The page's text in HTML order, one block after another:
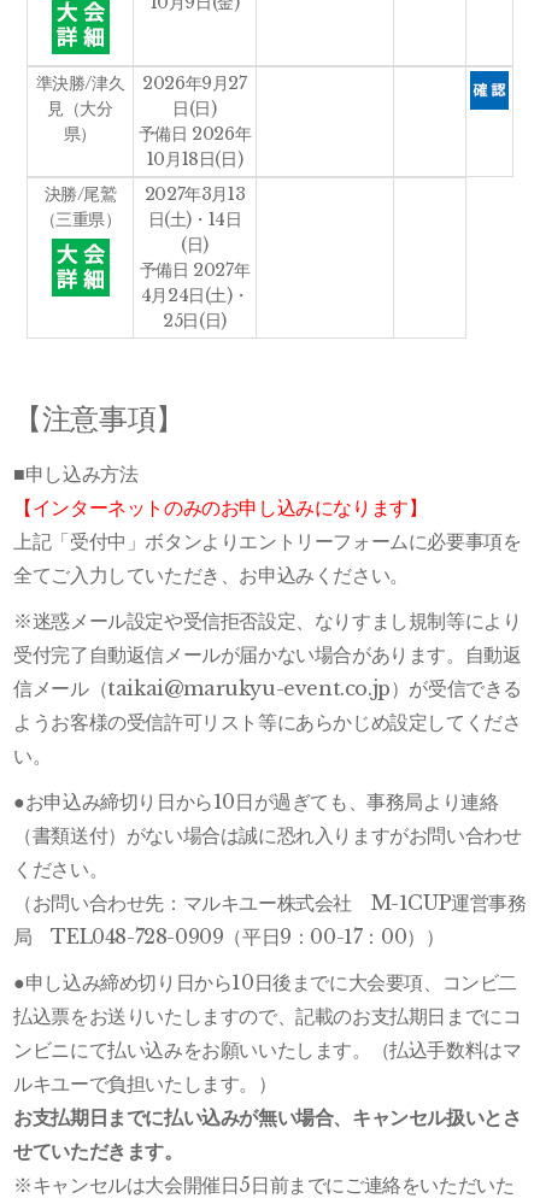
準決勝/津久
見（大分
県）
2026年9月27
日(日)
予備日 2026年
10月18日(日)
決勝/尾鷲
（三重県）
2027年3月13
日(土)・14日
(日)
予備日 2027年
4月24日(土)・
25日(日)
【注意事項】
■申し込み方法
【インターネットのみのお申し込みになります】
上記「受付中」ボタンよりエントリーフォームに必要事項を
全てご入力していただき、お申込みください。
※迷惑メール設定や受信拒否設定、なりすまし規制等により
受付完了自動返信メールが届かない場合があります。自動返
信メール（taikai@marukyu-event.co.jp）が受信できる
ようお客様の受信許可リスト等にあらかじめ設定してくださ
い。
●お申込み締切り日から10日が過ぎても、事務局より連絡
（書類送付）がない場合は誠に恐れ入りますがお問い合わせ
ください。
（お問い合わせ先：マルキユー株式会社 M-1CUP運営事務
局 TEL048-728-0909（平日9：00-17：00））
●申し込み締め切り日から10日後までに大会要項、コンビ二
払込票をお送りいたしますので、記載のお支払期日までにコ
ンビニにて払い込みをお願いいたします。（払込手数料はマ
ルキユーで負担いたします。）
お支払期日までに払い込みが無い場合、キャンセル扱いとさ
せていただきます。
※キャンセルは大会開催日5日前までにご連絡をいただいた